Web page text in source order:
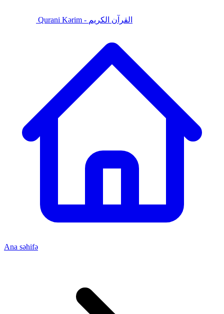
Qurani Kərim - القرآن الكريم
Ana səhifə